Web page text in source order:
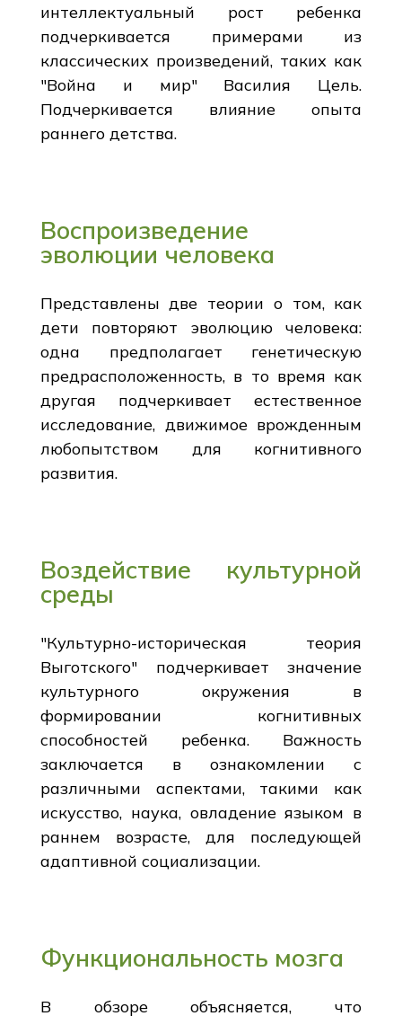
интеллектуальный рост ребенка
подчеркивается примерами из
классических произведений, таких как
"Война и мир" Василия Цель.
Подчеркивается влияние опыта
раннего детства.
Воспроизведение
эволюции человека
Представлены две теории о том, как
дети повторяют эволюцию человека:
одна предполагает генетическую
предрасположенность, в то время как
другая подчеркивает естественное
исследование, движимое врожденным
любопытством для когнитивного
развития.
Воздействие культурной
среды
"Культурно-историческая теория
Выготского" подчеркивает значение
культурного окружения в
формировании когнитивных
способностей ребенка. Важность
заключается в ознакомлении с
различными аспектами, такими как
искусство, наука, овладение языком в
раннем возрасте, для последующей
адаптивной социализации.
Функциональность мозга
В обзоре объясняется, что